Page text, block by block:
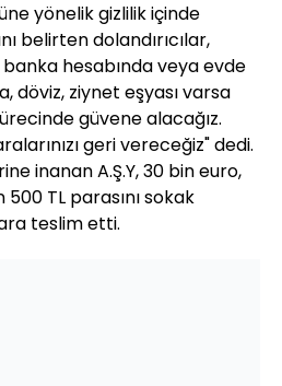
yönelik gizlilik içinde
belirten dolandırıcılar,
hesabında veya evde
döviz, ziynet eşyası varsa
güvene alacağız.
geri vereceğiz" dedi.
inanan A.Ş.Y, 30 bin euro,
TL parasını sokak
teslim etti.